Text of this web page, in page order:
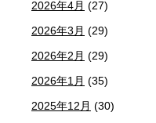
2026年4月 (27)
2026年3月 (29)
2026年2月 (29)
2026年1月 (35)
2025年12月 (30)